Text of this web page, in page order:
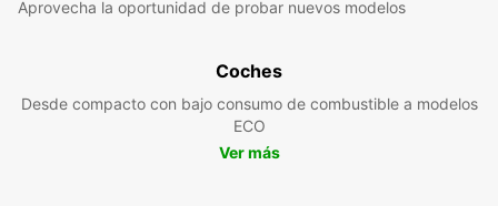
Aprovecha la oportunidad de probar nuevos modelos
Coches
Desde compacto con bajo consumo de combustible a modelos
ECO
Ver más